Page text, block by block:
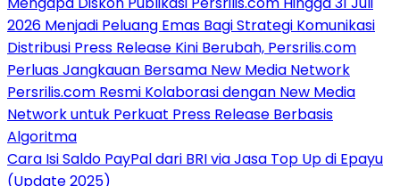
2026 Menjadi Peluang Emas Bagi Strategi Komunikasi
Distribusi Press Release Kini Berubah, Persrilis.com
Perluas Jangkauan Bersama New Media Network
Persrilis.com Resmi Kolaborasi dengan New Media
Network untuk Perkuat Press Release Berbasis
Algoritma
Cara Isi Saldo PayPal dari BRI via Jasa Top Up di Epayu
(Update 2025)